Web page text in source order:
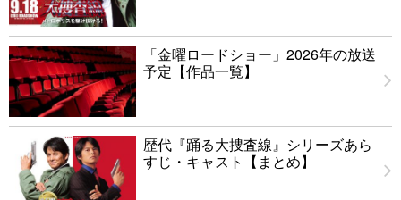
「金曜ロードショー」2026年の放送
予定【作品一覧】
歴代『踊る大捜査線』シリーズあら
すじ・キャスト【まとめ】